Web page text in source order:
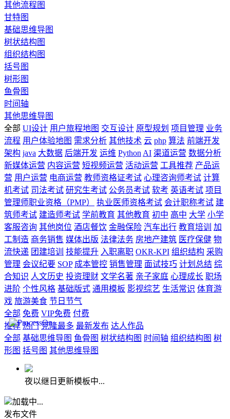
其他流程图
甘特图
基础思维导图
树状结构图
组织结构图
括号图
树形图
鱼骨图
时间轴
其他思维导图
全部 UI设计 用户旅程地图 交互设计 原型规划 项目管理 业务
流程 用户体验地图 需求分析 其他技术 云 php 算法 前端开发
架构 java 大数据 后端开发 运维 Python AI 渠道运营 数据分析
新媒体运营 内容运营 短视频运营 活动运营 工具推荐 产品运
营 用户运营 电商运营 教师资格证考试 心理咨询师考试 计算
机考试 司法考试 研究生考试 公务员考试 软考 英语考试 项目
管理师职业资格（PMP）
执业医师资格考试 会计职称考试 建
筑师考试 建造师考试 学前教育 其他教育 初中 高中 大学 小学
客服咨询 其他岗位 酒店餐饮 金融保险 汽车出行 教育培训
加
工制造 商务销售 媒体出版 法律法务 房地产建筑 医疗保健 物
流快递 团建培训 技能提升 入职离职 OKR-KPI 组织结构 采购
管理 会议纪要 SOP 成本管控 销售管理 面试技巧 计划总结 综
合知识 人文历史 投资理财 文学名著 亲子家庭 心理成长 职场
进阶 个性风格 基础版式 通用模板 影视综艺 生活常识 体育游
戏 旅游美食 节日节气
全部 免费 VIP免费 付费
推荐 热门 克隆最多 最新发布 达人作品
全部 基础思维导图 鱼骨图 树状结构图 时间轴 组织结构图 树
形图 括号图 其他思维导图
夜以继日更新模板中...
加载中...
发布文件